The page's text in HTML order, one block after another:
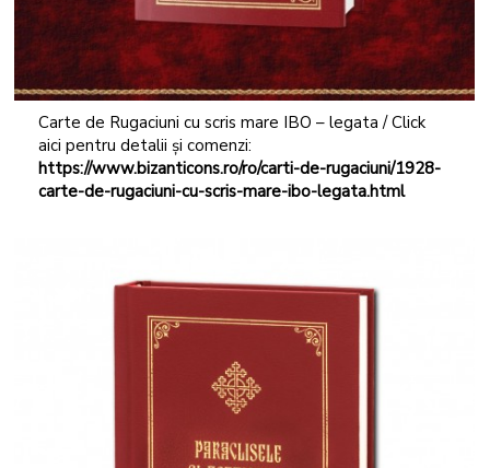
Carte de Rugaciuni cu scris mare IBO – legata / Click
aici pentru detalii și comenzi:
https://www.bizanticons.ro/ro/carti-de-rugaciuni/1928-
carte-de-rugaciuni-cu-scris-mare-ibo-legata.html